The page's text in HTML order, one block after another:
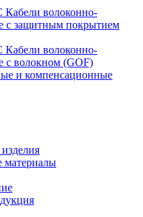
волоконно-
с защитным покрытием
волоконно-
с волокном (GOF)
и компенсационные
материалы